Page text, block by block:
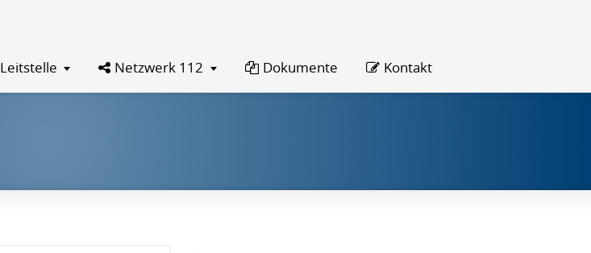
Leitstelle Netzwerk 112 Dokumente Kontakt